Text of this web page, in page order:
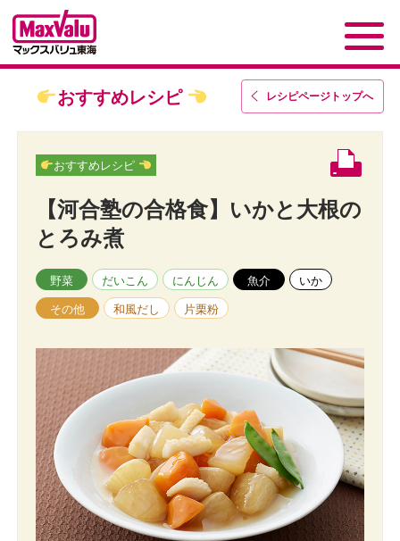
レシピページトップへ
おすすめレシピ
おすすめレシピ
【河合塾の合格食】いかと大根の
とろみ煮
野菜 だいこん にんじん 魚介 いか
その他 和風だし 片栗粉